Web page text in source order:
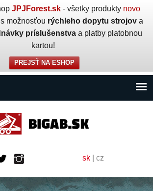
JPJForest.sk - všetky produkty novo
možnosťou rýchleho dopytu strojova
príslušenstvaa platby platobnou
kartou!
PREJSŤ NA ESHOP
sk cz